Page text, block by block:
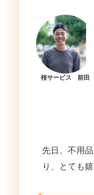
桜サービス 前田
先日、不用
り、とても